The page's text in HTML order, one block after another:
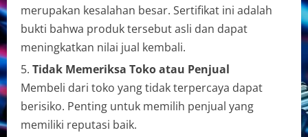
merupakan kesalahan besar. Sertifikat ini adalah
bukti bahwa produk tersebut asli dan dapat
meningkatkan nilai jual kembali.
Tidak Memeriksa Toko atau Penjual
Membeli dari toko yang tidak terpercaya dapat
berisiko. Penting untuk memilih penjual yang
memiliki reputasi baik.